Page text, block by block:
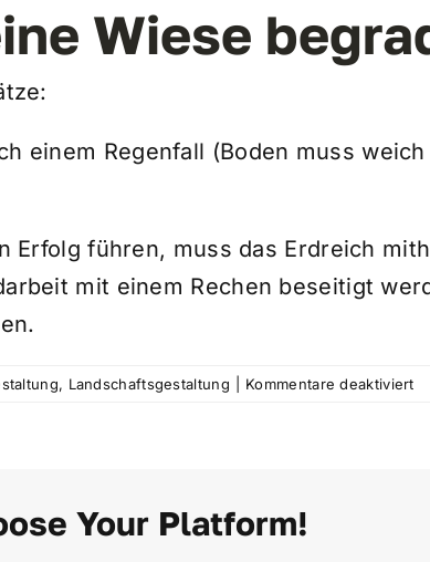
Wiese
einem Regenfall (Boden muss
Erfolg führen, muss das Erdreich
mit einem Rechen beseitigt
, Landschaftsgestaltung Kommentare deaktiviertfür
Your Platform!